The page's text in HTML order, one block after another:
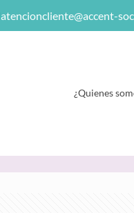
atencioncliente@accent-
¿Quienes